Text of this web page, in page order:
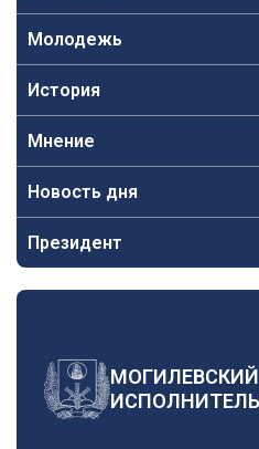
Молодежь
История
Мнение
Новость дня
Президент